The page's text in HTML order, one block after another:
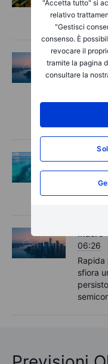
"Accetta tutto" si
relativo
"Gestisci
consenso. È
revocare il
tramite la pagina
consultare la
Macro
06:02
11:55
sui
Macro
06:26
Rapida
sfiora